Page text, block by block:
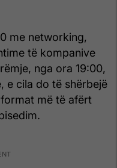
me networking,
të kompanive
nga ora 19:00,
e cila do të shërbejë
më të afërt